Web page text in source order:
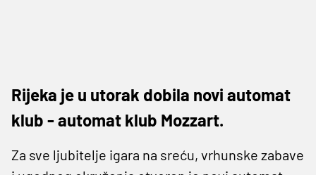
Rijeka je u utorak dobila novi automat
klub - automat klub Mozzart.
Za sve ljubitelje igara na sreću, vrhunske zabave